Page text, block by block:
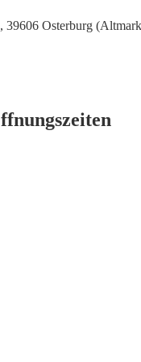
39606 Osterburg